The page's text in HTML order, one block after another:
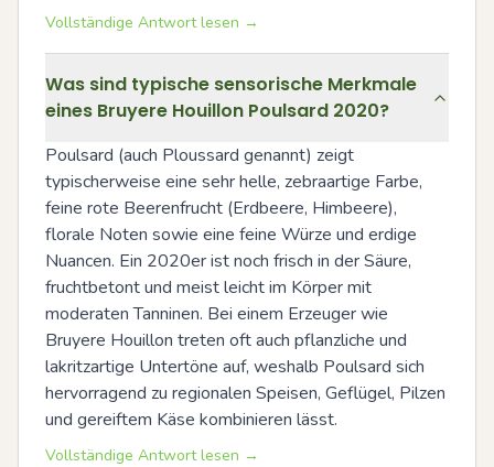
Vollständige Antwort lesen →
Was sind typische sensorische Merkmale
eines Bruyere Houillon Poulsard 2020?
Poulsard (auch Ploussard genannt) zeigt
typischerweise eine sehr helle, zebraartige Farbe,
feine rote Beerenfrucht (Erdbeere, Himbeere),
florale Noten sowie eine feine Würze und erdige
Nuancen. Ein 2020er ist noch frisch in der Säure,
fruchtbetont und meist leicht im Körper mit
moderaten Tanninen. Bei einem Erzeuger wie
Bruyere Houillon treten oft auch pflanzliche und
lakritzartige Untertöne auf, weshalb Poulsard sich
hervorragend zu regionalen Speisen, Geflügel, Pilzen
und gereiftem Käse kombinieren lässt.
Vollständige Antwort lesen →